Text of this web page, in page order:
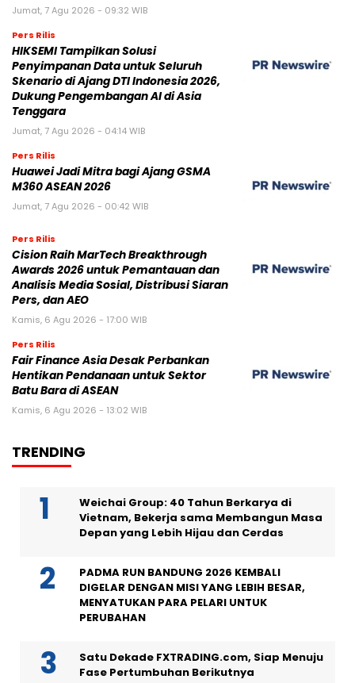
Jumat, 7 Agu 2026 - 09:32 WIB
Pers Rilis
HIKSEMI Tampilkan Solusi
Penyimpanan Data untuk Seluruh
Skenario di Ajang DTI Indonesia 2026,
Dukung Pengembangan AI di Asia
Tenggara
Jumat, 7 Agu 2026 - 04:14 WIB
Pers Rilis
Huawei Jadi Mitra bagi Ajang GSMA
M360 ASEAN 2026
Jumat, 7 Agu 2026 - 00:42 WIB
Pers Rilis
Cision Raih MarTech Breakthrough
Awards 2026 untuk Pemantauan dan
Analisis Media Sosial, Distribusi Siaran
Pers, dan AEO
Kamis, 6 Agu 2026 - 17:00 WIB
Pers Rilis
Fair Finance Asia Desak Perbankan
Hentikan Pendanaan untuk Sektor
Batu Bara di ASEAN
Kamis, 6 Agu 2026 - 13:02 WIB
TRENDING
Weichai Group: 40 Tahun Berkarya di
Vietnam, Bekerja sama Membangun Masa
Depan yang Lebih Hijau dan Cerdas
PADMA RUN BANDUNG 2026 KEMBALI
DIGELAR DENGAN MISI YANG LEBIH BESAR,
MENYATUKAN PARA PELARI UNTUK
PERUBAHAN
Satu Dekade FXTRADING.com, Siap Menuju
Fase Pertumbuhan Berikutnya